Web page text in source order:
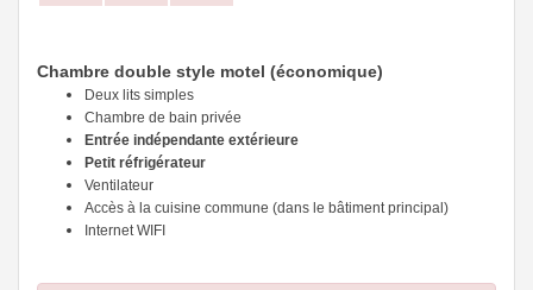
Chambre double style motel (économique)
Deux lits simples
Chambre de bain privée
Entrée indépendante extérieure
Petit réfrigérateur
Ventilateur
Accès à la cuisine commune (dans le bâtiment principal)
Internet WIFI